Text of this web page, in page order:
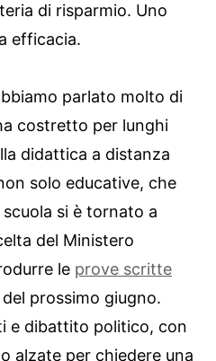
di risparmio. Uno
efficacia.
parlato molto di
costretto per lunghi
didattica a distanza
solo educative, che
si è tornato a
del Ministero
le prove scritte
del prossimo giugno.
e dibattito politico, con
alzate per chiedere una